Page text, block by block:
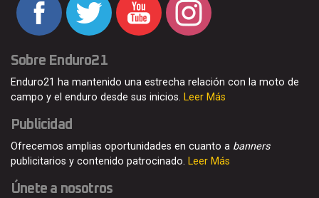
Sobre Enduro21
Enduro21 ha mantenido una estrecha relación con la moto de
campo y el enduro desde sus inicios. Leer Más
Publicidad
Ofrecemos amplias oportunidades en cuanto a banners
publicitarios y contenido patrocinado. Leer Más
Únete a nosotros